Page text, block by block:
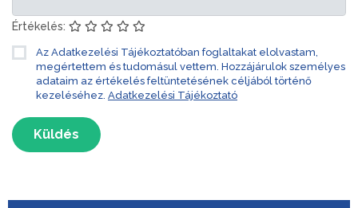
Értékelés:
Az Adatkezelési Tájékoztatóban foglaltakat elolvastam,
megértettem és tudomásul vettem. Hozzájárulok személyes
adataim az értékelés feltüntetésének céljából történő
kezeléséhez. Adatkezelési Tájékoztató
Küldés